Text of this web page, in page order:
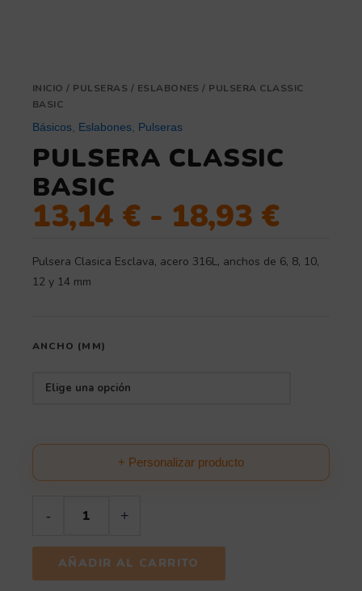
INICIO / PULSERAS / ESLABONES / PULSERA CLASSIC
BASIC
Básicos, Eslabones, Pulseras
PULSERA CLASSIC
BASIC
13,14 € - 18,93 €
Pulsera Clasica Esclava, acero 316L, anchos de 6, 8, 10,
12 y 14 mm
ANCHO (MM)
+ Personalizar producto
- +
AÑADIR AL CARRITO